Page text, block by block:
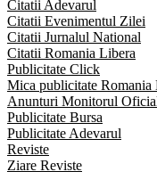
Citatii Adevarul
Citatii Evenimentul Zilei
Citatii Jurnalul National
Citatii Romania Libera
Publicitate Click
Mica publicitate Romania
Anunturi Monitorul
Publicitate Bursa
Publicitate Adevarul
Reviste
Ziare Reviste